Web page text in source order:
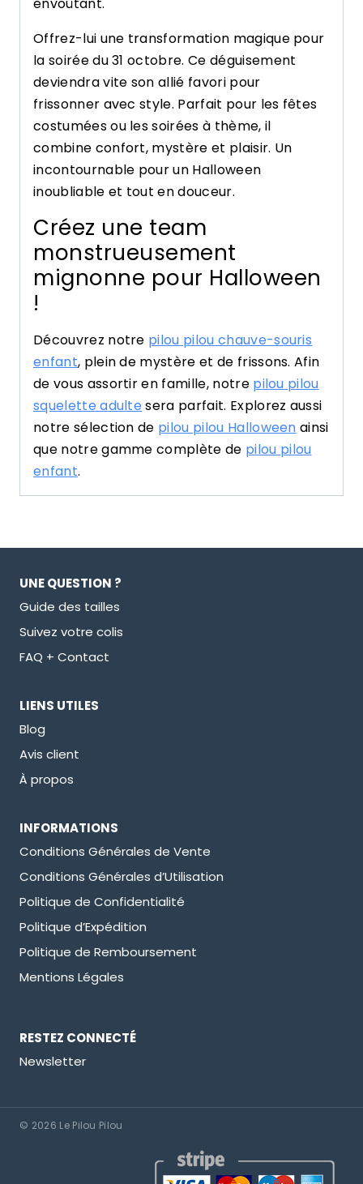
Offrez-lui une transformation magique pour
la soirée du 31 octobre. Ce déguisement
deviendra vite son allié favori pour
frissonner avec style. Parfait pour les fêtes
costumées ou les soirées à thème, il
combine confort, mystère et plaisir. Un
incontournable pour un Halloween
inoubliable et tout en douceur.
Créez une team
monstrueusement
mignonne pour Halloween
!
Découvrez notre pilou pilou chauve-souris
enfant, plein de mystère et de frissons. Afin
de vous assortir en famille, notre pilou pilou
squelette adulte sera parfait. Explorez aussi
notre sélection de pilou pilou Halloween ainsi
que notre gamme complète de pilou pilou
enfant.
UNE QUESTION ?
Guide des tailles
Suivez votre colis
FAQ + Contact
LIENS UTILES
Blog
Avis client
À propos
INFORMATIONS
Conditions Générales de Vente
Conditions Générales d’Utilisation
Politique de Confidentialité
Politique d’Expédition
Politique de Remboursement
Mentions Légales
RESTEZ CONNECTÉ
Newsletter
© 2026 Le Pilou Pilou